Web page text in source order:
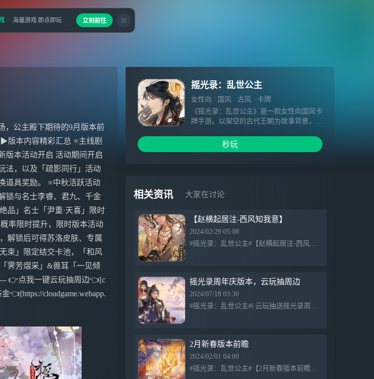
，公主殿下期待的9月版本前
版本内容精彩汇总 ⭐主线剧
版本活动开启 活动期间开启
法，以及「疏影同行」活动
道具奖励。 ⭐中秋活跃活动
锁与名士李睿、君九、千金
品」名士「尹重·天喜」限时
率限时提升，限时版本活动
解锁后可得苏洛皮肤、专属
束」限定结交卡池，「和风
霁芳熠采」&兽耳「一见倾
👉点我一键云玩抽周边👈[c
👈[https://cloudgame.webapp.
摇光录：乱世公主
女性向 国风 古风
卡牌
《摇光录：乱世公主》是一款女性向国风卡
牌手游。以架空的古代王朝为故事背景，融
的沉浸式剧情，近百位角色悉数登场，共同
谱写皇权与命运交错之下，一位公主的成长
力周旋，近百位性格迥异的角色将与她邂
逅。前方究竟是永恒的陪伴，还是残忍的背
秒玩
相关资讯 大家在讨论
【赵横起居注-西风知我意】
2024/02/29 05:08
#摇光录：乱世公主#【赵横起居注-西风知我意】 起止时间：3月5日5:00-4月1日23:59 奖励简介： 1.公主激活「金册」并且起居注等级达到15级后可领取当期皮肤「赵横-西风知我意」，该皮
摇光录周年庆版本，云玩抽周边
2024/07/18 03:30
#摇光录：乱世公主#| 云玩抽送摇光录周边 【妄念成双 | 太极万象结交卡池】 活动时间：7月18日5:00–8月7日23:59 活动简介：活动期间将开启限定提升卡池「妄念成双」，「绝品」名士
2月新春版本前瞻
2024/02/01 04:00
#摇光录：乱世公主#【2月新春版本前瞻】 瑞龙迎新岁，春风入画来。伴随着年关的到来，春节庆典也即将开启，这次准备了哪些活动内容呢？一起来看看吧。 新春版本活动 活动期间开启「新岁庆典」、BOSS
海量游戏 即点即玩 立刻前往